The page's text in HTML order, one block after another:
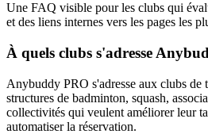
Une FAQ visible pour les clubs qui
et des liens internes vers les pages les
À quels clubs s'adresse
Anybuddy PRO s'adresse aux clubs de
structures de badminton, squash,
collectivités qui veulent améliorer leur
automatiser la réservation.